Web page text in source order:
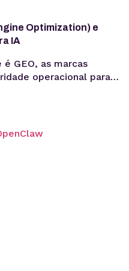
Optimization) e
IA
GEO, as marcas
operacional para
e conteúdos
humana. A forma